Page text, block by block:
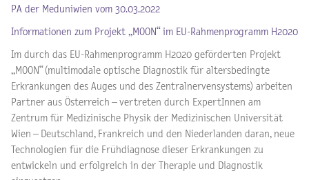
PA der Meduniwien vom 30.03.2022
Informationen zum Projekt „MOON“ im EU-Rahmenprogramm H2020
Im durch das EU-Rahmenprogramm H2020 geförderten Projekt
„MOON“ (multimodale optische Diagnostik für altersbedingte
Erkrankungen des Auges und des Zentralnervensystems) arbeiten
Partner aus Österreich – vertreten durch ExpertInnen am
Zentrum für Medizinische Physik der Medizinischen Universität
Wien – Deutschland, Frankreich und den Niederlanden daran, neue
Technologien für die Frühdiagnose dieser Erkrankungen zu
entwickeln und erfolgreich in der Therapie und Diagnostik